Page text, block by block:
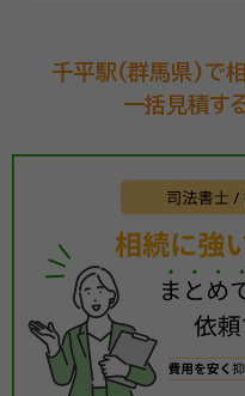
千平駅(群馬県)で
一括見積す